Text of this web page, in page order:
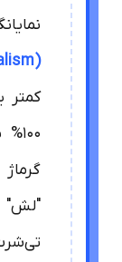
(Minimalism)
کمتر
"لش"